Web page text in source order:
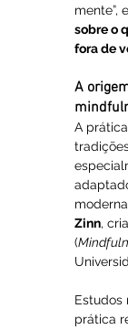
mente”,
sobre o
fora de
A
A
Zinn,
(
Estudos
prática